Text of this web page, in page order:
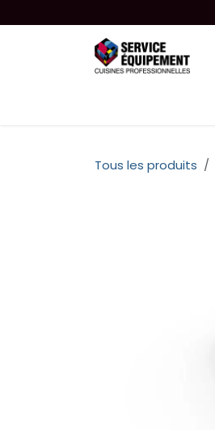
Tous les produits